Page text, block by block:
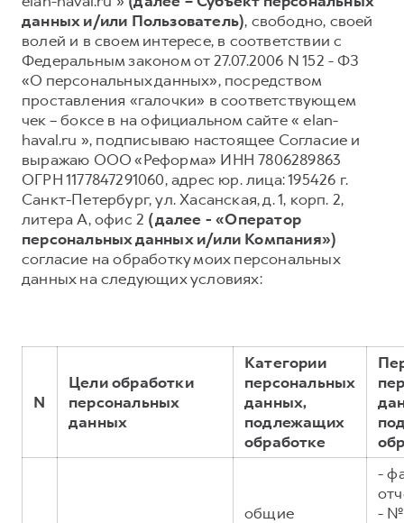
DARGO
от 3 199 000 ₽
DARGO X
от 3 499 000 ₽
F7
от 2 899 000 ₽
F7X
от 3 599 000 ₽
от 3 449 000 ₽
Тест-драйв
Трейд-ин
КРЕДИТ И СТРАХОВАНИЕ
Кредитный калькулятор
Страхование
Кредит
КОРПОРАТИВНЫМ КЛИЕНТАМ
Для малого бизнеса
Крупным корпоративным клиентам
Система управления автопарком
Сервис для корпоративных клиентов
HAVAL Лизинг
СЕРВИСНОЕ ОБСЛУЖИВАНИЕ
Нулевое ТО
Программа «Помощь на дороге»
Регламенты технического обслуживания
Электронный ПТС
ПОДДЕРЖКА
GWM Безопасность
Гарантия HAVAL
Мобильное приложение GWM
Руководства по эксплуатации
Подписки
АКСЕССУАРЫ HAVAL
О дилере
Наша команда
Контакты
данных и/или Пользователь), свободно, своей
волей и в своем интересе, в соответствии с
Федеральным законом от 27.07.2006 N 152 - ФЗ
«О персональных данных», посредством
проставления «галочки» в соответствующем
чек – боксе в на официальном сайте « elan-
haval.ru », подписываю настоящее Согласие и
выражаю ООО «Реформа» ИНН 7806289863
ОГРН 1177847291060, адрес юр. лица: 195426 г.
Санкт-Петербург, ул. Хасанская, д. 1, корп. 2,
литера А, офис 2 (далее - «Оператор
персональных данных и/или Компания»)
согласие на обработку моих персональных
данных на следующих условиях:
N
Цели обработки
персональных
данных
Категории
персональных
данных,
подлежащих
обработке
общие
-
- №